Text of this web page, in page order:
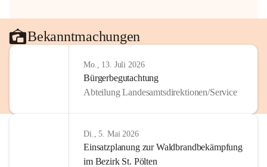
Bekanntmachungen
Mo., 13. Juli 2026
Bürgerbegutachtung
Abteilung Landesamtsdirektionen/Service
Di., 5. Mai 2026
Einsatzplanung zur Waldbrandbekämpfung
im Bezirk St. Pölten